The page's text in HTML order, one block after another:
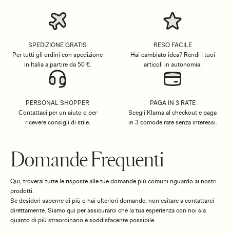
SPEDIZIONE GRATIS
Per tutti gli ordini con spedizione
in Italia a partire da 50 €.
RESO FACILE
Hai cambiato idea? Rendi i tuoi
articoli in autonomia.
PERSONAL SHOPPER
Contattaci per un aiuto o per
ricevere consigli di stile.
PAGA IN 3 RATE
Scegli Klarna al checkout e paga
in 3 comode rate senza interessi.
Domande Frequenti
Qui, troverai tutte le risposte alle tue domande più comuni riguardo ai nostri
prodotti.
Se desideri saperne di più o hai ulteriori domande, non esitare a contattarci
direttamente. Siamo qui per assicurarci che la tua esperienza con noi sia
quanto di più straordinario e soddisfacente possibile.